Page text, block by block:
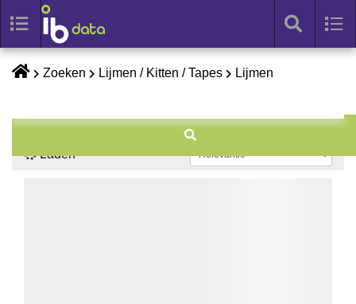
Skip
Toggle
search
Zoeken
Lijmen / Kitten / Tapes Lijmen
Laden